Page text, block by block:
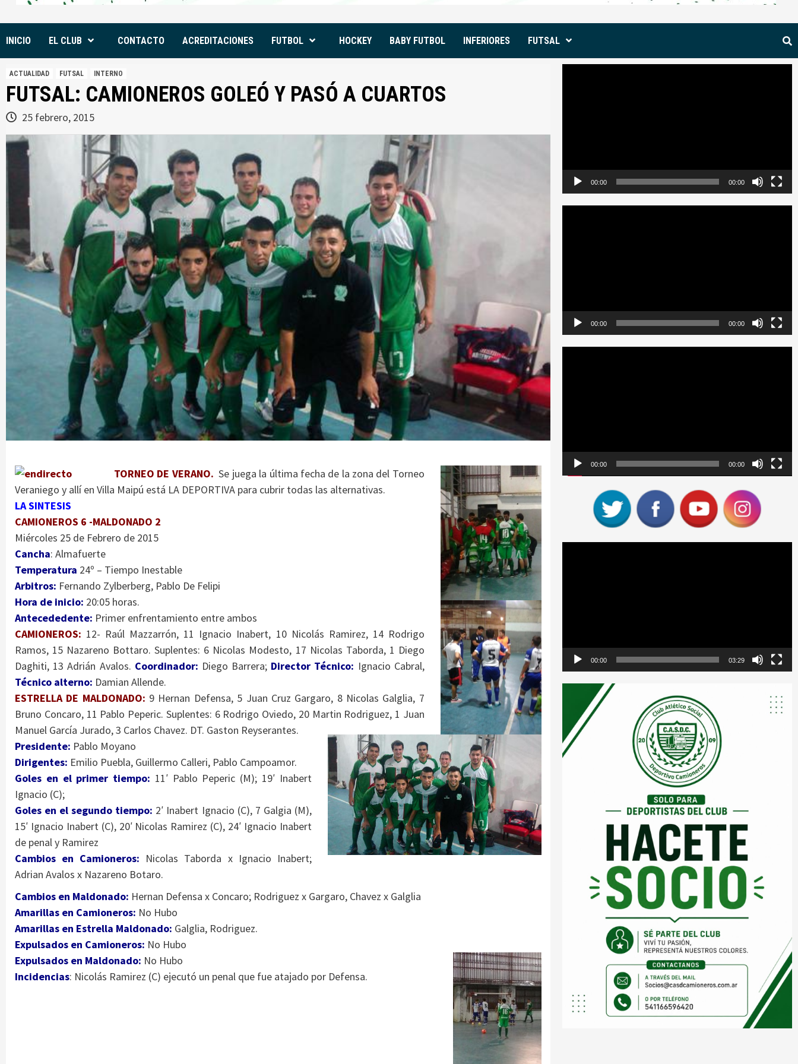
INICIO EL CLUB CONTACTO ACREDITACIONES FUTBOL HOCKEY BABY FUTBOL INFERIORES FUTSAL
ACTUALIDAD FUTSAL INTERNO
FUTSAL: CAMIONEROS GOLEÓ Y PASÓ A CUARTOS
25 febrero, 2015
TORNEO DE VERANO. Se juega la última fecha de la zona del Torneo
Veraniego y allí en Villa Maipú está LA DEPORTIVA para cubrir todas las alternativas.
LA SINTESIS
CAMIONEROS 6 -MALDONADO 2
Miércoles 25 de Febrero de 2015
Cancha: Almafuerte
Temperatura 24º – Tiempo Inestable
Arbitros: Fernando Zylberberg, Pablo De Felipi
Hora de inicio: 20:05 horas.
Antecededente: Primer enfrentamiento entre ambos
CAMIONEROS: 12- Raúl Mazzarrón, 11 Ignacio Inabert, 10 Nicolás Ramirez, 14 Rodrigo
Ramos, 15 Nazareno Bottaro. Suplentes: 6 Nicolas Modesto, 17 Nicolas Taborda, 1 Diego
Daghiti, 13 Adrián Avalos. Coordinador: Diego Barrera; Director Técnico: Ignacio Cabral,
Técnico alterno: Damian Allende.
ESTRELLA DE MALDONADO: 9 Hernan Defensa, 5 Juan Cruz Gargaro, 8 Nicolas Galglia, 7
Bruno Concaro, 11 Pablo Peperic. Suplentes: 6 Rodrigo Oviedo, 20 Martin Rodriguez, 1 Juan
Manuel García Jurado, 3 Carlos Chavez. DT. Gaston Reyserantes.
Presidente: Pablo Moyano
Dirigentes: Emilio Puebla, Guillermo Calleri, Pablo Campoamor.
Goles en el primer tiempo: 11′ Pablo Peperic (M); 19′ Inabert
Ignacio (C);
Goles en el segundo tiempo: 2′ Inabert Ignacio (C), 7 Galgia (M),
15′ Ignacio Inabert (C), 20′ Nicolas Ramirez (C), 24′ Ignacio Inabert
de penal y Ramirez
Cambios en Camioneros: Nicolas Taborda x Ignacio Inabert;
Adrian Avalos x Nazareno Botaro.
Cambios en Maldonado: Hernan Defensa x Concaro; Rodriguez x Gargaro, Chavez x Galglia
Amarillas en Camioneros: No Hubo
Amarillas en Estrella Maldonado: Galglia, Rodriguez.
Expulsados en Camioneros: No Hubo
Expulsados en Maldonado: No Hubo
Incidencias: Nicolás Ramirez (C) ejecutó un penal que fue atajado por Defensa.
00:00 00:00
00:00 00:00
00:00 00:00
00:00 03:29